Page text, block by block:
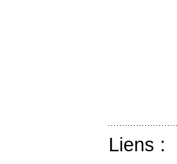
Liens :